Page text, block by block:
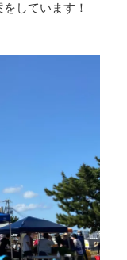
しています！